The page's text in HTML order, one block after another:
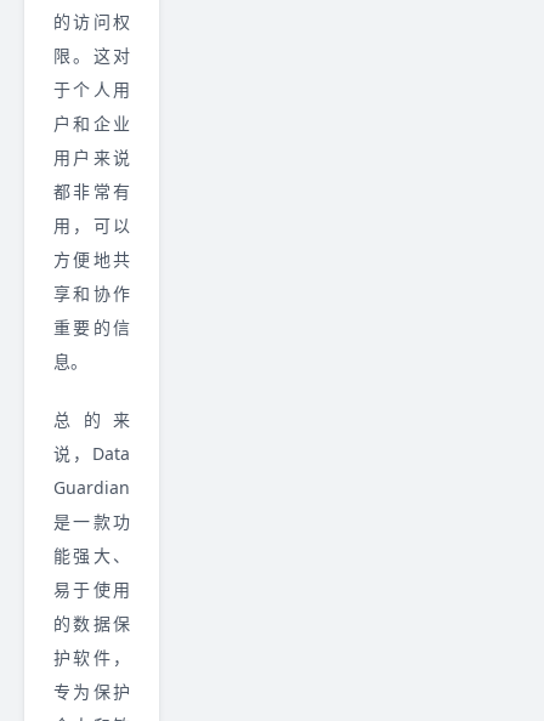
的访问权
限。这对
于个人用
户和企业
用户来说
都非常有
用，可以
方便地共
享和协作
重要的信
息。
总的来
说，Data
Guardian
是一款功
能强大、
易于使用
的数据保
护软件，
专为保护